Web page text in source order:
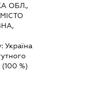
ОБЛ.,
Україна
(100 %)